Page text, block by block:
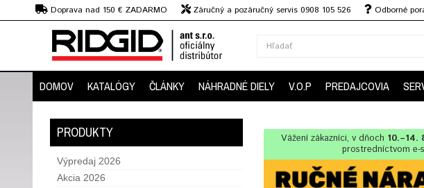
Doprava nad 150 € ZADARMO Záručný a pozáručný servis 0908 105 526 Odborné
strojov
DOMOV KATALÓGY ČLÁNKY NÁHRADNÉ DIELY V.O.P PREDAJCOVIA
PRODUKTY
Výpredaj 2026
Akcia 2026
Vážení zákazníci, v dňoch 10.–14.
prostredníctvom e-